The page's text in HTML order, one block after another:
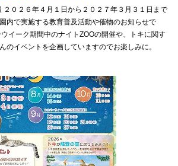
２０２６年４月１日から２０２７年３月３１日まで
内で実施する教育普及活動や催物のお知らせで
イーク期間中のナイトZOOの開催や、トキに関す
のイベントを企画していますのでお楽しみに。